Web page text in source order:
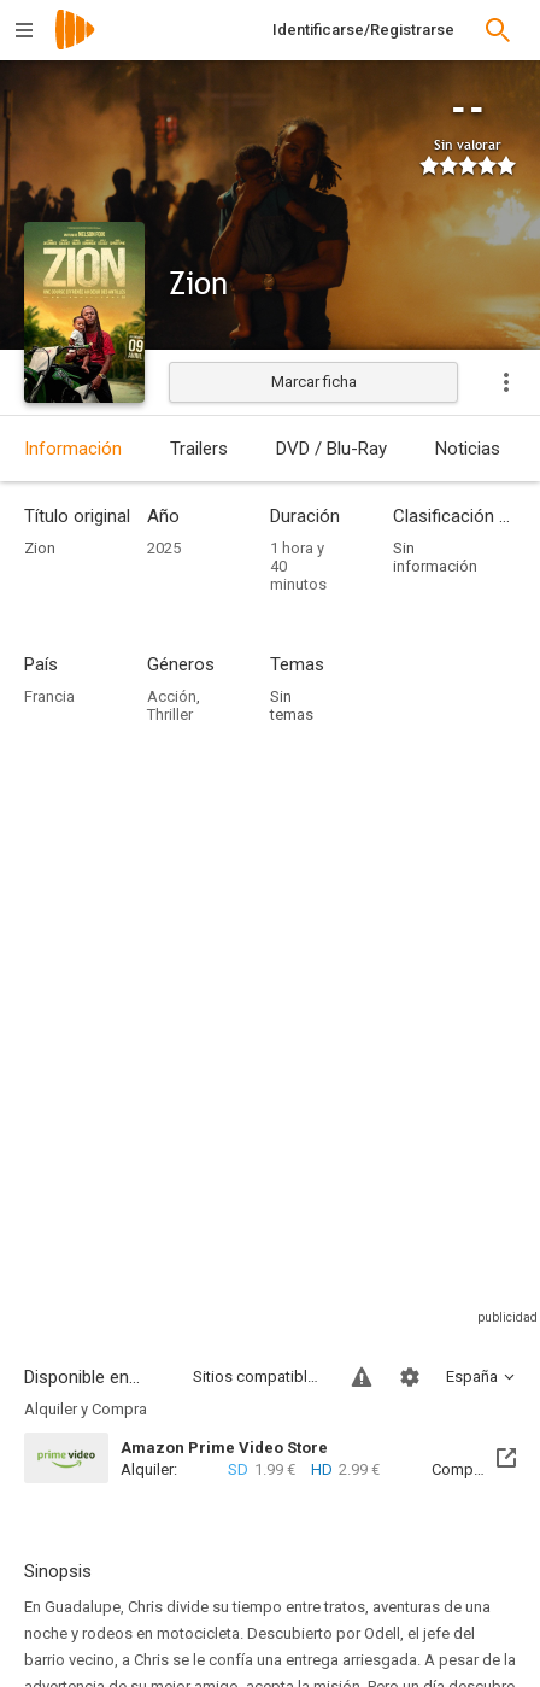
Identificarse/Registrarse
--
Sin valorar
Zion
Estrenada
Marcar ficha
Información Trailers DVD / Blu-Ray Noticias
Título original
Zion
Año
2025
Duración
1 hora y
40
minutos
Clasificación por edades
Sin
información
País
Francia
Géneros
Acción,
Thriller
Temas
Sin
temas
Disponible en... España
Sitios compatibles
Alquiler y Compra
Amazon Prime Video Store
Alquiler:
SD 1.99 € HD 2.99 € Compra: SD
Sinopsis
En Guadalupe, Chris divide su tiempo entre tratos, aventuras de una
noche y rodeos en motocicleta. Descubierto por Odell, el jefe del
barrio vecino, a Chris se le confía una entrega arriesgada. A pesar de la